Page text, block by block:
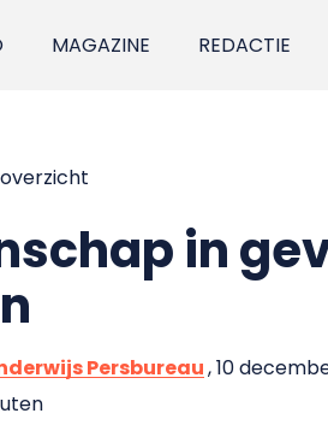
MAGAZINE REDACTIE
in
Persbureau, 10